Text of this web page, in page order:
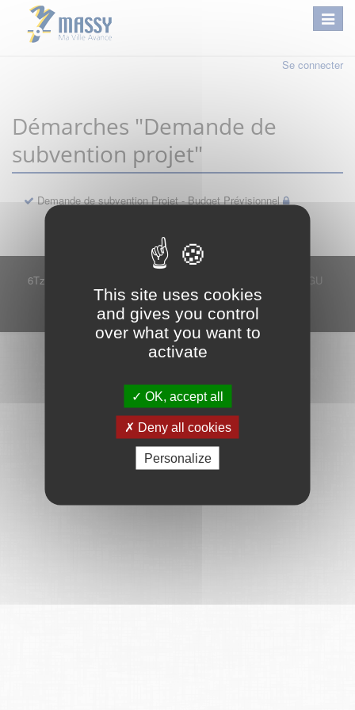
Se connecter
Démarches "Demande de
subvention projet"
Demande de subvention Projet - Budget Prévisionnel
6Tzen ©2015 - Tous droits réservés
CGU
Plan du site
FAQ
Contact
Ce service est proposé par6Tzen
This site uses cookies
and gives you control
over what you want to
activate
OK, accept all
Deny all cookies
Personalize